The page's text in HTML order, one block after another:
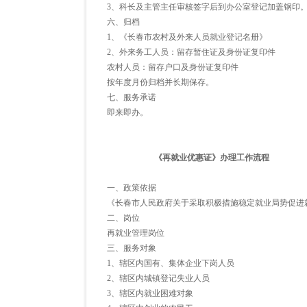
3、科长及主管主任审核签字后到办公室登记加盖钢印。
六、归档
1、《长春市农村及外来人员就业登记名册》
2、外来务工人员：留存暂住证及身份证复印件
农村人员：留存户口及身份证复印件
按年度月份归档并长期保存。
七、服务承诺
即来即办。
《再就业优惠证》办理工作流程
一、政策依据
《长春市人民政府关于采取积极措施稳定就业局势促进
二、岗位
再就业管理岗位
三、服务对象
1、辖区内国有、集体企业下岗人员
2、辖区内城镇登记失业人员
3、辖区内就业困难对象